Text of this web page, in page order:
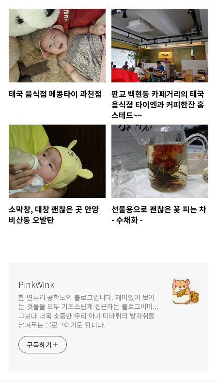
태국 음식점 메콩타이 과천점
판교 백현동 카페거리의 태국
음식점 타이엔과 커피한잔 홈
스테드~~
소막창, 대창 괜찮은 곳 안양
비산동 오발탄
선물용으로 괜찮은 꽃 피는 차
- 수채화 -
PinkWink
한 변두리 공학도의 블로그입니다. 재미있어 보이
는 것들을 모두 기초스럽게 접근하는 블로그이며...
그보다 더욱 소중한 우리 아가 미바뤼의 발자취를
남겨두는 블로그이기도 합니다.
구독하기